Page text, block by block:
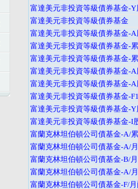
富達美元非投資等級債券基金-
富達美元非投資等級債券基金
富達美元非投資等級債券基金-
富達美元非投資等級債券基金-
富達美元非投資等級債券基金-
富達美元非投資等級債券基金-
富達美元非投資等級債券基金-
富達美元非投資等級債券基金-
富達美元非投資等級債券基金-
富達美元非投資等級債券基金-I
富蘭克林坦伯頓公司債基金-A/
富蘭克林坦伯頓公司債基金-A/
富蘭克林坦伯頓公司債基金-B/
富蘭克林坦伯頓公司債基金-A/
富蘭克林坦伯頓公司債基金-F/